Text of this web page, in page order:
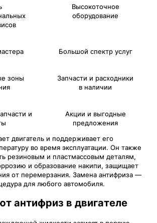
Высокоточное
оборудование
Большой спектр услуг
зоны
Запчасти и расходники
в наличии
и
Акции и выгодные
предложения
двигатель и поддерживает его
во время эксплуатации. Он также
резиновым и пластмассовым деталям,
и образование накипи, защищает
от перемерзания. Замена антифриза —
для любого автомобиля.
антифриз в двигателе